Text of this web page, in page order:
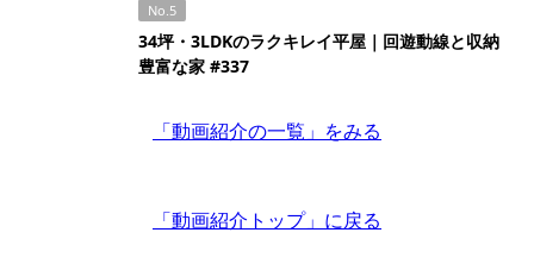
No.5
34坪・3LDKのラクキレイ平屋｜回遊動線と収納
豊富な家 #337
「動画紹介の一覧」 をみる
「動画紹介トップ」 に戻る